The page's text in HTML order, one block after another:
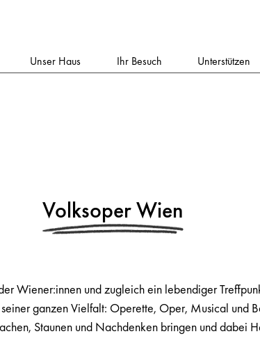
Unser Haus Ihr Besuch Unterstützen
Volksoper Wien
Wiener:innen und zugleich ein lebendiger
ganzen Vielfalt: Operette, Oper, Musical und
Staunen und Nachdenken bringen und dabei